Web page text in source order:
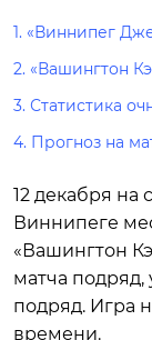
1. «Виннипег
2. «Вашингтон
3. Статистика
4. Прогноз на
12 декабря на
Виннипеге
«Вашингтон
матча подряд,
подряд. Игра
времени.